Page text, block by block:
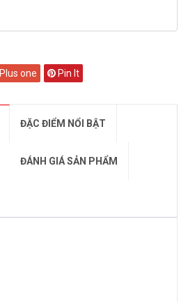
Plus one Pin It
ĐẶC ĐIỂM NỔI BẬT
ĐÁNH GIÁ SẢN PHẨM